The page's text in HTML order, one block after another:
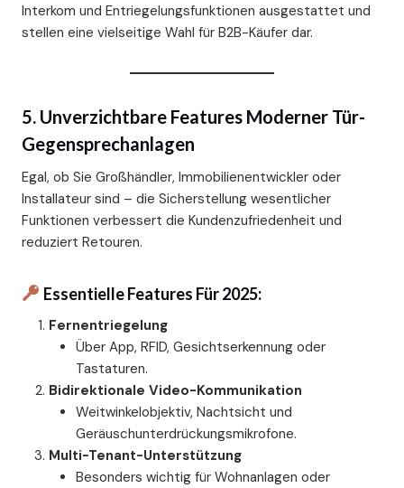
Interkom und Entriegelungsfunktionen ausgestattet und
stellen eine vielseitige Wahl für B2B-Käufer dar.
5. Unverzichtbare Features Moderner Tür-
Gegensprechanlagen
Egal, ob Sie Großhändler, Immobilienentwickler oder
Installateur sind – die Sicherstellung wesentlicher
Funktionen verbessert die Kundenzufriedenheit und
reduziert Retouren.
Essentielle Features Für 2025:
Fernentriegelung
Über App, RFID, Gesichtserkennung oder
Tastaturen.
Bidirektionale Video-Kommunikation
Weitwinkelobjektiv, Nachtsicht und
Geräuschunterdrückungsmikrofone.
Multi-Tenant-Unterstützung
Besonders wichtig für Wohnanlagen oder